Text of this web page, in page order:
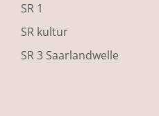
SR 1
SR kultur
SR 3 Saarlandwelle